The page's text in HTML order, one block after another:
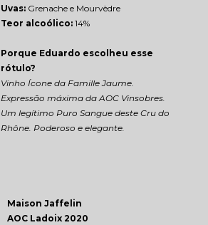
Uvas: Grenache e Mourvèdre
Teor alcoólico: 14%
Porque Eduardo escolheu esse
rótulo?
Vinho Ícone da Famille Jaume.
Expressão máxima da AOC Vinsobres.
Um legítimo Puro Sangue deste Cru do
Rhône. Poderoso e elegante.
Maison Jaffelin
AOC Ladoix 2020